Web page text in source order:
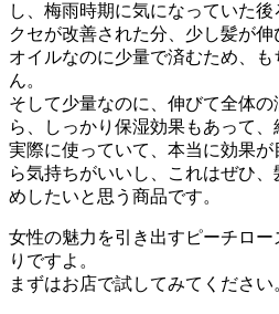
し、梅雨時期に気になっていた後
クセが改善された分、少し髪が伸
オイルなのに少量で済むため、
ん。
そして少量なのに、伸びて全体
ら、しっかり保湿効果もあって、
実際に使っていて、本当に効果
ら気持ちがいいし、これはぜひ
めしたいと思う商品です。
女性の魅力を引き出すピーチロ
りですよ。
まずはお店で試してみてください